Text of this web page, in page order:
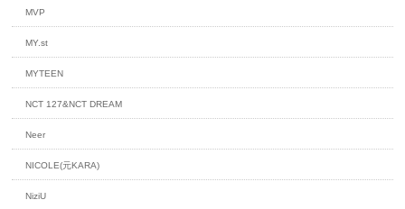
MVP
MY.st
MYTEEN
NCT 127&NCT DREAM
Neer
NICOLE(元KARA)
NiziU